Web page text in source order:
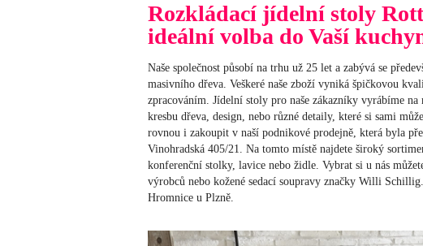
Rozkládací jídelní stoly
ideální volba do Vaší
Naše společnost působí na trhu už 25 let a zabývá se
masivního dřeva. Veškeré naše zboží vyniká špičkovou
zpracováním. Jídelní stoly pro naše zákazníky vyrábíme
kresbu dřeva, design, nebo různé detaily, které si sami
rovnou i zakoupit v naší podnikové prodejně, která byla
Vinohradská 405/21. Na tomto místě najdete široký
konferenční stolky, lavice nebo židle. Vybrat si u nás
výrobců nebo kožené sedací soupravy značky Willi
Hromnice u Plzně.